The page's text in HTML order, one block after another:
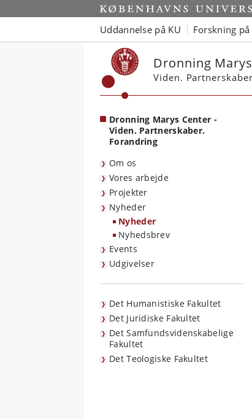
Start
Uddannelse på KU Forskning på
Dronning
Viden.
Dronning Marys Center -
Viden. Partnerskaber.
Forandring
Om os
Vores arbejde
Projekter
Nyheder
Nyheder
Nyhedsbrev
Events
Udgivelser
Det Humanistiske Fakultet
Det Juridiske Fakultet
Det Samfundsvidenskabelige
Fakultet
Det Teologiske Fakultet